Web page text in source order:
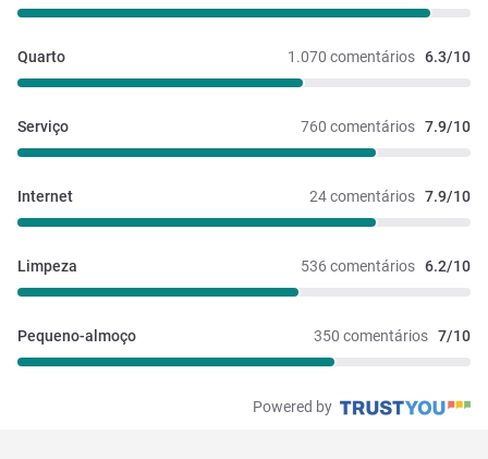
1.070 comentários 6.3/10
Quarto
760 comentários 7.9/10
Serviço
24 comentários 7.9/10
Internet
536 comentários 6.2/10
Limpeza
350 comentários 7/10
Pequeno-almoço
Powered by